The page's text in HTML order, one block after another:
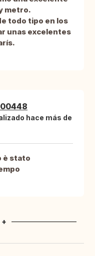
metro.
todo tipo en los
unas excelentes
hace más de
è stato
+